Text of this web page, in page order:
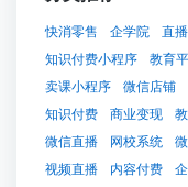
快消零售 企学院 直
知识付费小程序
教育
卖课小程序
微信店铺
知识付费
商业变现
微信直播
网校系统
视频直播
内容付费